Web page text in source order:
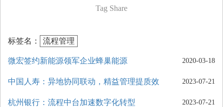
Tag Share
标签名： 流程管理
微宏签约新能源领军企业蜂巢能源 2020-03-18
中国人寿：异地协同联动，精益管理提质效 2023-07-21
杭州银行：流程中台加速数字化转型 2023-07-21